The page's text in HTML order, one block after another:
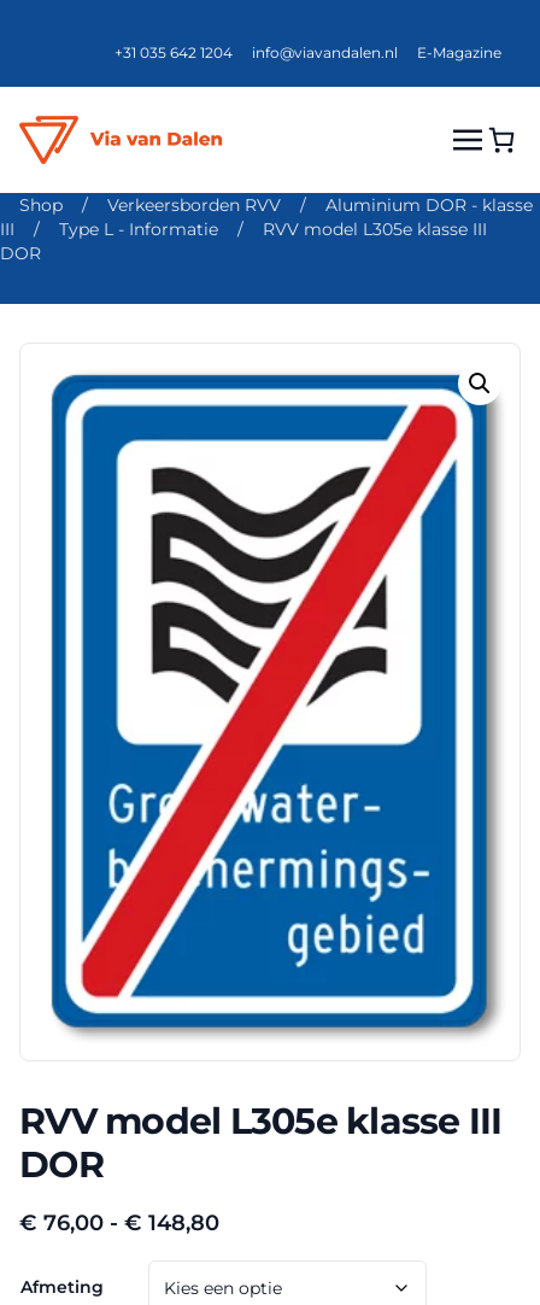
+31 035 642 1204 info@viavandalen.nl E-Magazine
Shop / Verkeersborden RVV /
Aluminium DOR - klasse
III
/ Type L - Informatie /
RVV model L305e klasse III
DOR
RVV model L305e klasse III
DOR
€ 76,00 - € 148,80Prijsklasse:
€ 76,00
tot
Afmeting